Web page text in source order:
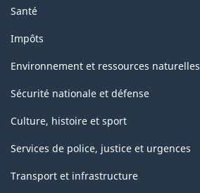
Santé
Impôts
Environnement et ressources naturelles
Sécurité nationale et défense
Culture, histoire et sport
Services de police, justice et urgences
Transport et infrastructure